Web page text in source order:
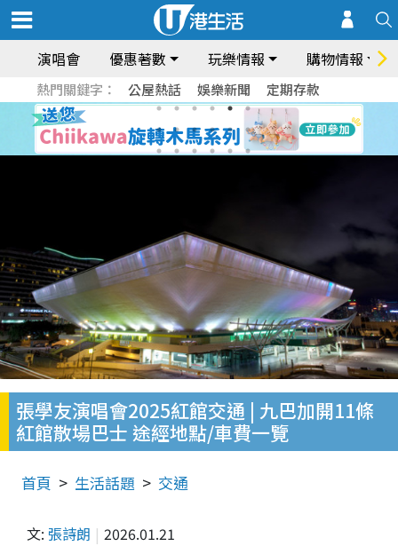
演唱會 優惠著數 玩樂情報 購物情報
熱門關鍵字： 公屋熱話 娛樂新聞 定期存款
張學友演唱會2025紅館交通 | 九巴加開11條
紅館散場巴士 途經地點/車費一覽
首頁 生活話題 交通
文: 張詩朗 2026.01.21